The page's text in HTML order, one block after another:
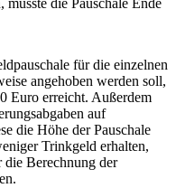
die Pauschale Ende
für die einzelnen
angehoben werden soll,
Euro erreicht. Außerdem
auf
die Höhe der Pauschale
Trinkgeld erhalten,
die Berechnung der